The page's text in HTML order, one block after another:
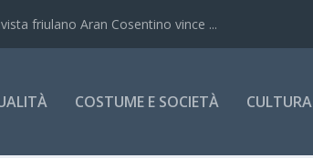
friulano Aran Cosentino vince ...
COSTUME E SOCIETÀ CULTURA